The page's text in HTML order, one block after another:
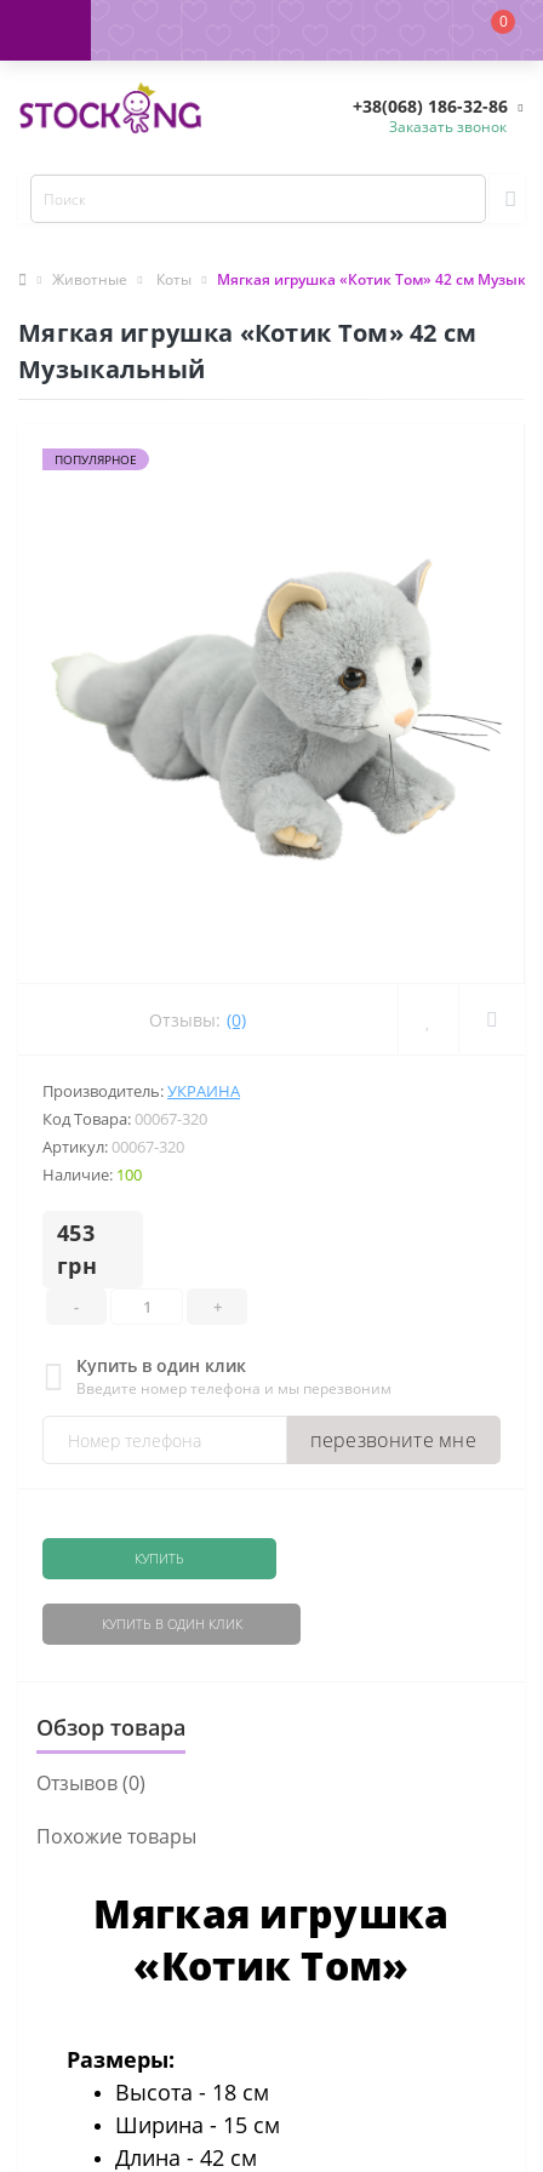
0
+38(068) 186-32-86
Заказать звонок
Животные Коты Мягкая игрушка «Котик Том» 42 см
Мягкая игрушка «Котик Том» 42 см
Музыкальный
ПОПУЛЯРНОЕ
Отзывы: (0)
Производитель:УКРАИНА
Код Товара:00067-320
Артикул:00067-320
Наличие: 100
453
грн
- +
Купить в один клик
Введите номер телефона и мы перезвоним
перезвоните мне
КУПИТЬ
КУПИТЬ В ОДИН КЛИК
Обзор товара
Отзывов (0)
Похожие товары
Мягкая игрушка
«Котик Том»
Размеры:
Высота - 18 см
Ширина - 15 см
Длина - 42 см